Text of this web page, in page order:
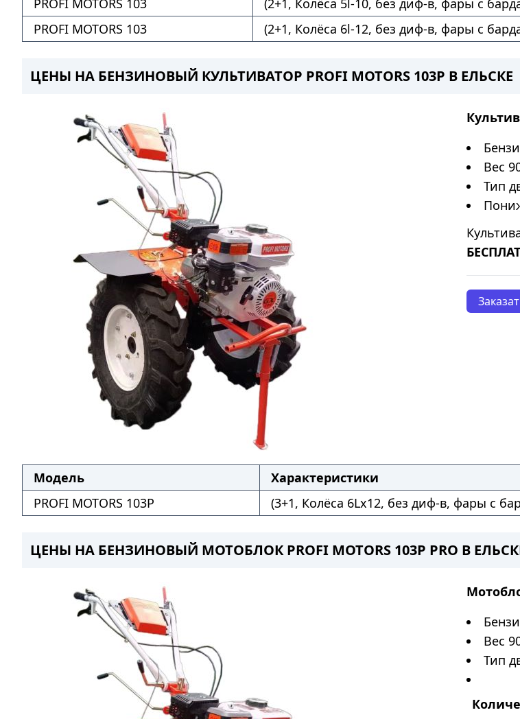
PROFI MOTORS 103
(2+1, Колёса 5l-10, без диф-в, фары с
PROFI MOTORS 103
(2+1, Колёса 6l-12, без диф-в, фары с
ЦЕНЫ НА БЕНЗИНОВЫЙ КУЛЬТИВАТОР PROFI MOTORS 103P В ЕЛЬСКЕ
Вес
Тип
Модель Характеристики
PROFI MOTORS 103P
(3+1, Колёса 6Lх12, без диф-в, фары с
ЦЕНЫ НА БЕНЗИНОВЫЙ МОТОБЛОК PROFI MOTORS 103P PRO В
Вес
Тип